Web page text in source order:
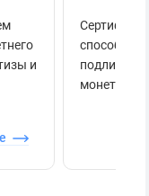
и
способов
монеты.